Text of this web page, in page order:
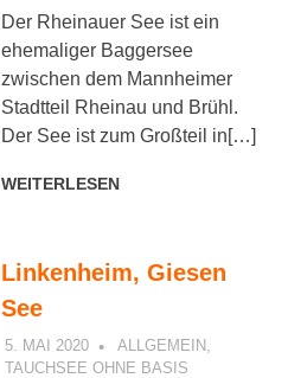
Der Rheinauer See ist ein
ehemaliger Baggersee
zwischen dem Mannheimer
Stadtteil Rheinau und Brühl.
Der See ist zum Großteil in[…]
WEITERLESEN
Linkenheim, Giesen
See
5. MAI 2020 PETER
ALLGEMEIN,
TAUCHSEE OHNE BASIS